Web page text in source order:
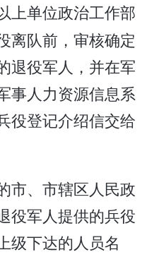
上单位政治工作部
离队前，审核确定
退役军人，并在军
事人力资源信息系
役登记介绍信交给
市、市辖区人民政
役军人提供的兵役
级下达的人员名